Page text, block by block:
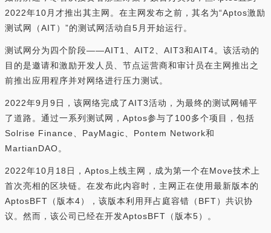
2022年10月才推出其主网。在主网发布之前，其名为“Aptos激励
测试网（AIT）”的测试网活动自5月开始运行。
测试网分为四个阶段——AIT1、AIT2、AIT3和AIT4。该活动的
目的是邀请和激励开发人员、节点运营商和审计员在主网推出之
前推出应用程序并对网络进行压力测试。
2022年9月9日，该网络完成了AIT3活动，为最终的测试网铺平
了道路。通过一系列测试网，Aptos参与了100多个项目，包括
Solrise Finance、PayMagic、Pontem Network和
MartianDAO。
2022年10月18日，Aptos上线主网，成为第一个在Move技术上
首次亮相的区块链。在发布此内容时，主网正在使用最新版本的
AptosBFT（版本4），该版本利用拜占庭容错（BFT）共识协
议。然而，该公司已经在开发AptosBFT（版本5）。